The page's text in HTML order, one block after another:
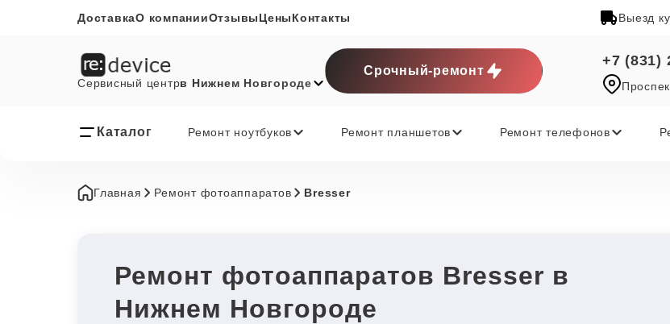
ДоставкаО компанииОтзывыЦеныКонтакты Выезд
Сервисный центрв Нижнем Новгороде
Срочный-ремонт
+7 (831)
Каталог Ремонт ноутбуков Ремонт планшетов Ремонт телефонов
Главная Ремонт фотоаппаратов Bresser
Ремонт фотоаппаратов Bresser в
Нижнем Новгороде